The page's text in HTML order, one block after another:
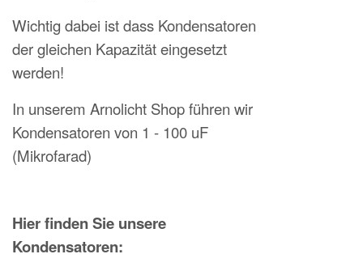
Wichtig dabei ist dass Kondensatoren
der gleichen Kapazität eingesetzt
werden!
In unserem Arnolicht Shop führen wir
Kondensatoren von 1 - 100 uF
(Mikrofarad)
Hier finden Sie unsere
Kondensatoren: